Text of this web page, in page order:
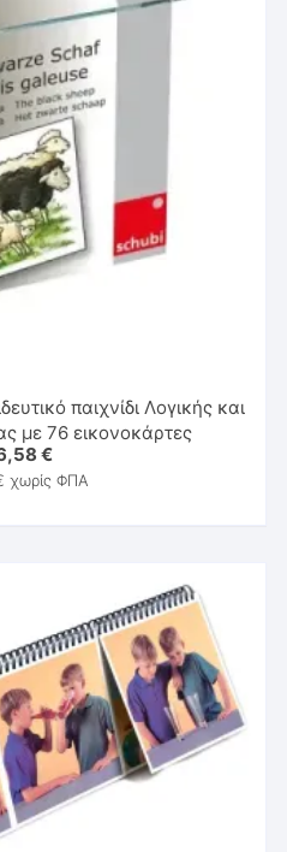
παιχνίδι Λογικής και
με 76 εικονοκάρτες
€
χωρίς ΦΠΑ